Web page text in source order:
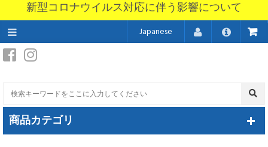
新型コロナウイルス対応に伴う影響について
Japanese
商品カテゴリ